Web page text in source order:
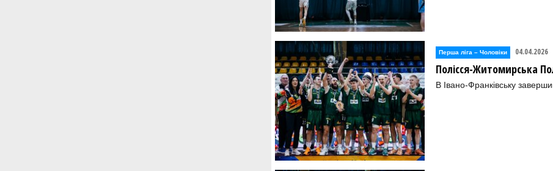
Перша лiга – Чоловiки 04.04.2026
Полісся-Житомирська
В Івано-Франківську